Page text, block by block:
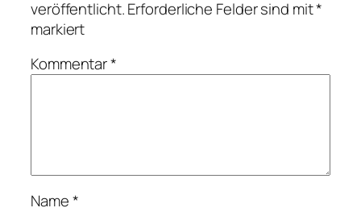
veröffentlicht.Erforderliche Felder sind mit*
markiert
Kommentar*
Name*